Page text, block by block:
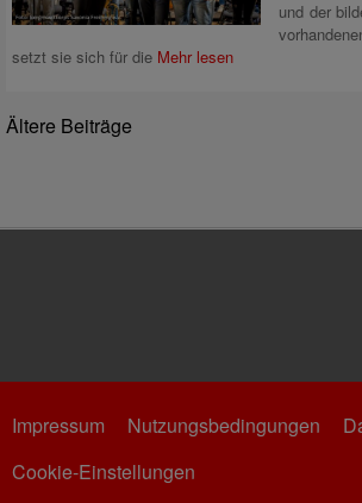
und der
setzt sie sich für die Mehr lesen
Ältere Beiträge
Impressum Nutzungsbedingungen
Cookie-Einstellungen